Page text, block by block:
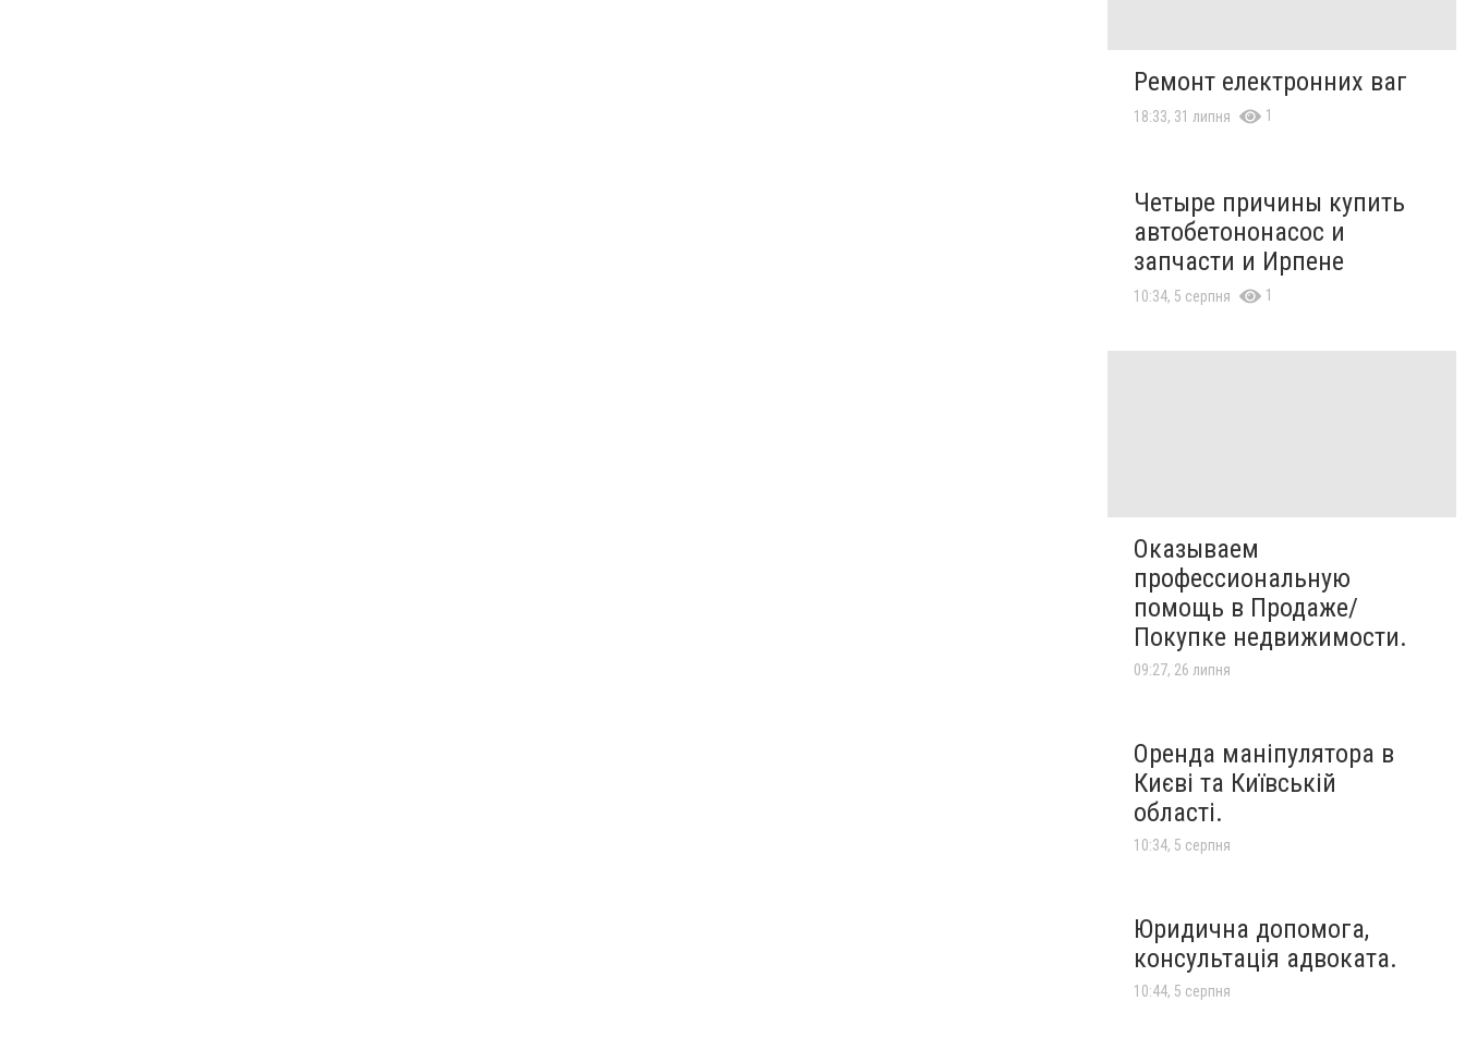
Ремонт електронних ваг
18:33, 31 липня 1
Четыре причины купить
автобетононасос и
запчасти и Ирпене
10:34, 5 серпня 1
Оказываем
профессиональную
помощь в Продаже/
Покупке недвижимости.
09:27, 26 липня
Оренда маніпулятора в
Києві та Київській
області.
10:34, 5 серпня
Юридична допомога,
консультація адвоката.
10:44, 5 серпня